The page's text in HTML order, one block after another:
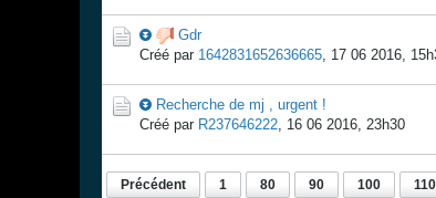
Gdr
Créé par 1642831652636665, 17 06 2016,
Recherche de mj , urgent !
Créé par R237646222, 16 06 2016, 23h30
Précédent 1 80 90 100 110